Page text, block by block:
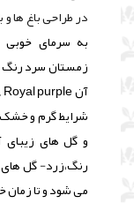
در طراحی باغ ها و
به سرمای خوبی
زمستان سرد رنگ
شرایط گرم و
و گل های
رنگ،زرد- گل
می شود و تا زمان